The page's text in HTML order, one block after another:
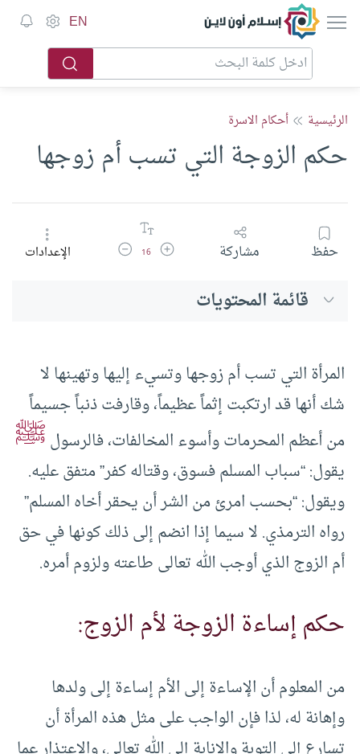
إسلام أون لاين EN
الرئيسية أحكام الاسرة
حكم الزوجة التي تسب أم زوجها
حفظ مشاركة زيادة حجم الخط
16 تقليل حجم الخطالإعدادات
قائمة المحتويات
المرأة التي تسب أم زوجها وتسيء إليها وتهينها لا
شك أنها قد ارتكبت ‏إثماً عظيماً، وقارفت ذنباً جسيماً
من أعظم المحرمات وأسوء المخالفات، ‏فالرسولﷺ
يقول: “سباب المسلم فسوق، وقتاله كفر” ‏متفق عليه.
ويقول: “بحسب امرئ من الشر أن يحقر أخاه المسلم”
رواه ‏الترمذي. لا سيما إذا انضم إلى ذلك كونها في حق
أم الزوج الذي أوجب ‏الله تعالى طاعته ولزوم أمره.
حكم إساءة الزوجة لأم الزوج:
من المعلوم أن الإساءة إلى الأم إساءة إلى ‏ولدها
وإهانة له، لذا فإن الواجب على مثل هذه المرأة أن